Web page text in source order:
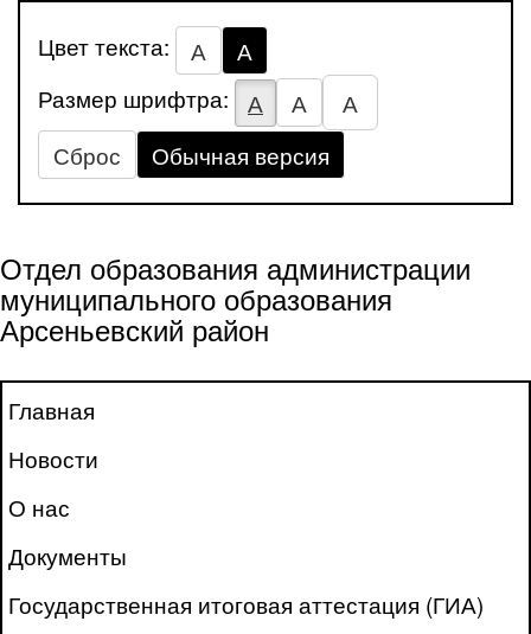
Цвет текста: А
А
Размер шрифтра:
А А
А
Сброс
Обычная версия
Отдел образования администрации
муниципального образования
Арсеньевский район
Главная
Новости
О нас
Документы
Государственная итоговая аттестация (ГИА)